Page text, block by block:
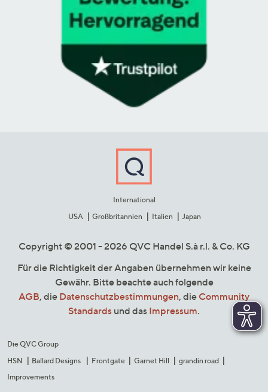
International
USA
Großbritannien Italien Japan
Copyright © 2001 - 2026 QVC Handel S.à r.l. & Co. KG
Für die Richtigkeit der Angaben übernehmen wir keine
Gewähr. Bitte beachte auch folgende
AGB, die Datenschutzbestimmungen, die Community
Standards und das Impressum.
Die QVC Group
HSN
Ballard Designs Frontgate Garnet Hill
grandin road
Improvements